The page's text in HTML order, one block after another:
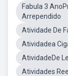
Fabula 3
Arrependido
Atividade De
Atividadea
AtividadeDe
Atividades